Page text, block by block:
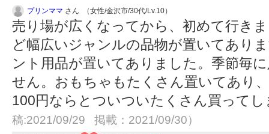
プリンママ さん （女性/金沢市/30代/Lv.10）
売り場が広くなってから、初めて行き
ど幅広いジャンルの品物が置いてあり
ント用品が置いてありました。季節毎
せん。おもちゃもたくさん置いてあり
100円ならとついついたくさん買って
稿:2021/09/29 掲載：2021/09/30）